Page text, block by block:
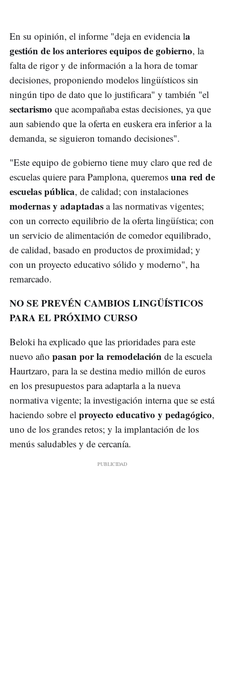
En su opinión, el informe "deja en evidencia la
gestión de los anteriores equipos de gobierno, la
falta de rigor y de información a la hora de tomar
decisiones, proponiendo modelos lingüísticos sin
ningún tipo de dato que lo justificara" y también "el
sectarismo que acompañaba estas decisiones, ya que
aun sabiendo que la oferta en euskera era inferior a la
demanda, se siguieron tomando decisiones".
"Este equipo de gobierno tiene muy claro que red de
escuelas quiere para Pamplona, queremos una red de
escuelas pública, de calidad; con instalaciones
modernas y adaptadas a las normativas vigentes;
con un correcto equilibrio de la oferta lingüística; con
un servicio de alimentación de comedor equilibrado,
de calidad, basado en productos de proximidad; y
con un proyecto educativo sólido y moderno", ha
remarcado.
NO SE PREVÉN CAMBIOS LINGÜÍSTICOS
PARA EL PRÓXIMO CURSO
Beloki ha explicado que las prioridades para este
nuevo año pasan por la remodelación de la escuela
Haurtzaro, para la se destina medio millón de euros
en los presupuestos para adaptarla a la nueva
normativa vigente; la investigación interna que se está
haciendo sobre el proyecto educativo y pedagógico,
uno de los grandes retos; y la implantación de los
menús saludables y de cercanía.